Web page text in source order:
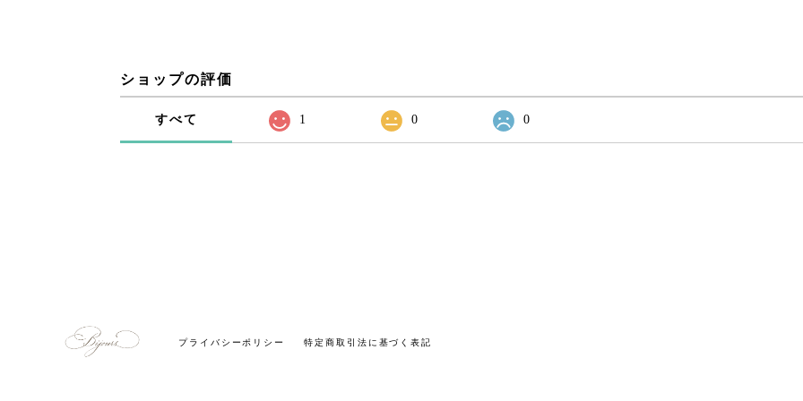
ショップの評価
すべて 1 0 0
プライバシーポリシー 特定商取引法に基づく表記